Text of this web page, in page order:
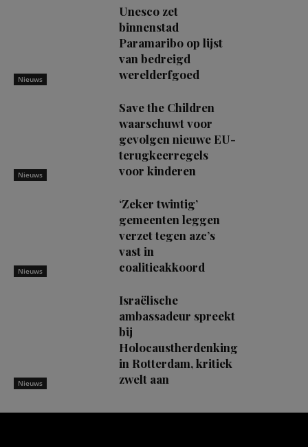
Nieuws
Unesco zet
binnenstad
Paramaribo op lijst
van bedreigd
werelderfgoed
Nieuws
Save the Children
waarschuwt voor
gevolgen nieuwe EU-
terugkeerregels
voor kinderen
Nieuws
‘Zeker twintig’
gemeenten leggen
verzet tegen azc’s
vast in
coalitieakkoord
Nieuws
Israëlische
ambassadeur spreekt
bij
Holocaustherdenking
in Rotterdam, kritiek
zwelt aan